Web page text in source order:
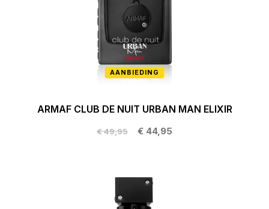
AANBIEDING
ARMAF CLUB DE NUIT URBAN MAN ELIXIR
€ 44,95
€ 49,95